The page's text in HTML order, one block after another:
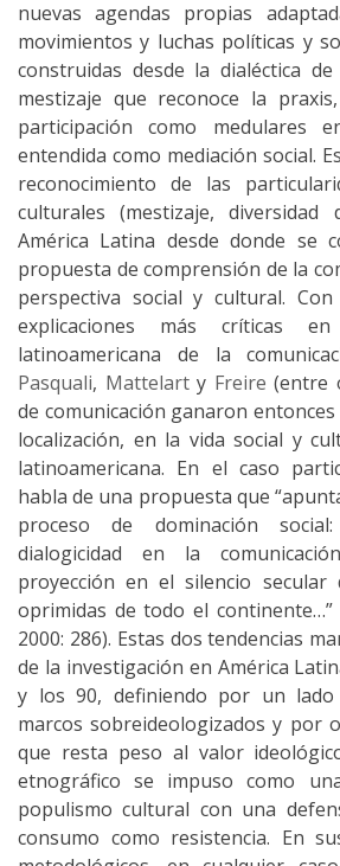
nuevas agendas propias
movimientos y luchas políticas y
construidas desde la dialéctica
mestizaje que reconoce la
participación como medulares
entendida como mediación social.
reconocimiento de las
culturales (mestizaje, diversidad
América Latina desde donde se
propuesta de comprensión de la
perspectiva social y cultural.
explicaciones más críticas
latinoamericana de la
Pasquali, Mattelarty Freire (entre
de comunicación ganaron
localización, en la vida social y
latinoamericana. En el caso
habla de una propuesta que
proceso de dominación
dialogicidad en la
proyección en el silencio secular
oprimidas de todo el continente…”
2000: 286). Estas dos tendencias
de la investigación en América
y los 90, definiendo por un lado
marcos sobreideologizados y por
que resta peso al valor
etnográfico se impuso como
populismo cultural con una
consumo como resistencia. En